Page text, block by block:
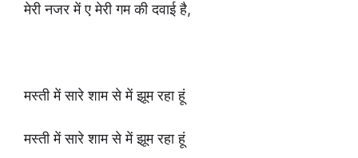
मेरी नजर में ए मेरी गम की दवाई है,
मस्ती में सारे शाम से में झूम रहा हूं
मस्ती में सारे शाम से में झूम रहा हूं